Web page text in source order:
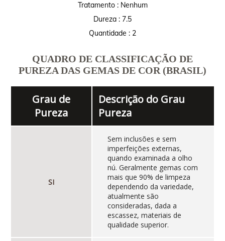
Tratamento : Nenhum
Dureza : 7.5
Quantidade : 2
QUADRO DE CLASSIFICAÇÃO DE
PUREZA DAS GEMAS DE COR (BRASIL)
Grau de
Pureza
Descrição do Grau
Pureza
SI
Sem inclusões e sem
imperfeições externas,
quando examinada a olho
nú. Geralmente gemas com
mais que 90% de limpeza
dependendo da variedade,
atualmente são
consideradas, dada a
escassez, materiais de
qualidade superior.